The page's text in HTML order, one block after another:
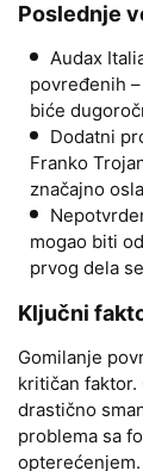
Poslednje
Audax
povređenih
biće
Dodatni
Franko
značajno
mogao biti
prvog dela
Ključni
Gomilanje
kritičan faktor.
drastično
problema sa
opterećenjem.